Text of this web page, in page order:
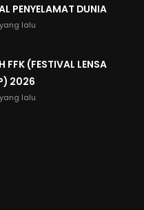
PENYELAMAT DUNIA
lalu
FFK (FESTIVAL LENSA
2026
lalu